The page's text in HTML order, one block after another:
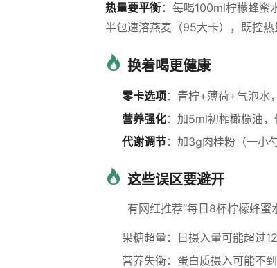
热量要平衡 ：每喝100ml柠檬蜂蜜
半包速溶燕麦（95大卡），既控热
换着喝更健康
零卡选项：青柠+薄荷+气泡水
营养强化：加5ml初榨橄榄油
代谢调节：加3g肉桂粉（一小
这些误区要避开
有网红推荐“每日8杯柠檬蜂蜜
果糖超量：日摄入量可能超过
营养失衡：蛋白质摄入可能不